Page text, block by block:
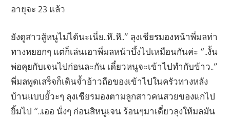
อายุจะ 23 แล้ว
ยังดูสาวสู้หนูไม่ได้นะเนี่ย..หึ..หึ..” ลุงเชียรมองหน้าพี่มลท่า
ทางหยอกๆ แต่ก็เล่นเอาพี่มลหน้าบึ้งไปเหมือนกันค่ะ “..งั้น
พ่อคุยกับเจนไปก่อนละกัน เดี๋ยวหนูจะเข้าไปทำกับข้าว..”
พี่มลพูดเสร็จก็เดินจ้ำอ้าวถือของเข้าไปในครัวทางหลัง
บ้านแบบยั้วะๆ ลุงเชียรมองตามลูกสาวคนสวยของแกไป
ยิ้มไป “..เออ นั่งๆ ก่อนสิหนูเจน ร้อนๆมาเดี๋ยวลุงให้มลมัน